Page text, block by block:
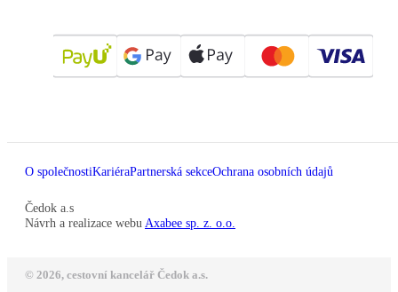
O společnostiKariéraPartnerská sekceOchrana osobních údajů
Čedok a.s
Návrh a realizace webu Axabee sp. z. o.o.
© 2026, cestovní kancelář Čedok a.s.